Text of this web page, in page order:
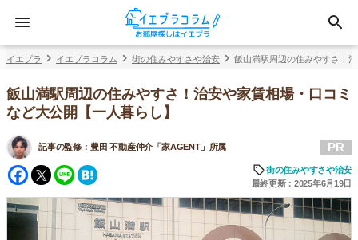
イエプラ イエプラコラム 街の住みやすさや治安 飯山満駅周辺の住みやすさ！
飯山満駅周辺の住みやすさ！治安や家賃相場・口コミ
など大公開【一人暮らし】
記事の監修： 豊田 不動産仲介「家AGENT」所属
Facebook
Twitter
Line
PR
街の住みやすさや治安
最終更新：2025年6月19日